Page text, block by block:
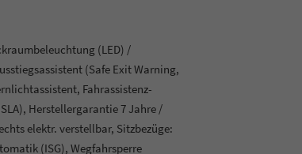
(LED) /
(Safe Exit Warning,
Fahrassistenz-
Herstellergarantie 7 Jahre /
elektr. verstellbar, Sitzbezüge:
(ISG), Wegfahrsperre